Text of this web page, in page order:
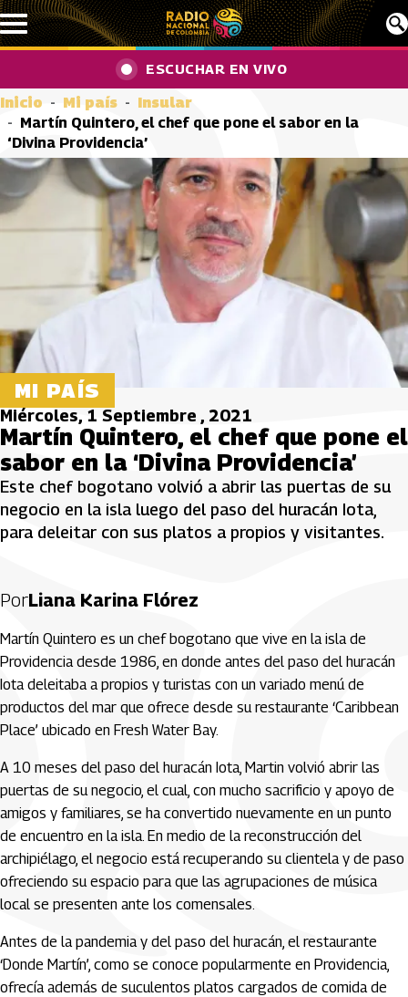
Pasar al contenido principal
ESCUCHAR EN VIVO
Inicio Mi país
Insular
Martín Quintero, el chef que pone el sabor en la
‘Divina Providencia’
MI PAÍS
Miércoles, 1 Septiembre , 2021
Martín Quintero, el chef que pone el
sabor en la ‘Divina Providencia’
Este chef bogotano volvió a abrir las puertas de su
negocio en la isla luego del paso del huracán Iota,
para deleitar con sus platos a propios y visitantes.
PorLiana Karina Flórez
Martín Quintero es un chef bogotano que vive en la isla de
Providencia desde 1986, en donde antes del paso del huracán
Iota deleitaba a propios y turistas con un variado menú de
productos del mar que ofrece desde su restaurante ‘Caribbean
Place’ ubicado en Fresh Water Bay.
A 10 meses del paso del huracán Iota, Martin volvió abrir las
puertas de su negocio, el cual, con mucho sacrificio y apoyo de
amigos y familiares, se ha convertido nuevamente en un punto
de encuentro en la isla. En medio de la reconstrucción del
archipiélago, el negocio está recuperando su clientela y de paso
ofreciendo su espacio para que las agrupaciones de música
local se presenten ante los comensales.
Antes de la pandemia y del paso del huracán, el restaurante
‘Donde Martín’, como se conoce popularmente en Providencia,
ofrecía además de suculentos platos cargados de comida de